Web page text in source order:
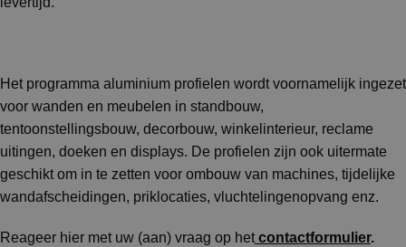
Het programma aluminium profielen wordt voornamelijk ingezet
voor wanden en meubelen in standbouw,
tentoonstellingsbouw, decorbouw, winkelinterieur, reclame
uitingen, doeken en displays. De profielen zijn ook uitermate
geschikt om in te zetten voor ombouw van machines, tijdelijke
wandafscheidingen, priklocaties, vluchtelingenopvang enz.
Reageer hier met uw (aan) vraag op het contactformulier.